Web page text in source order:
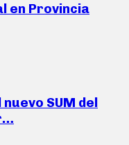
en Provincia
SUM del